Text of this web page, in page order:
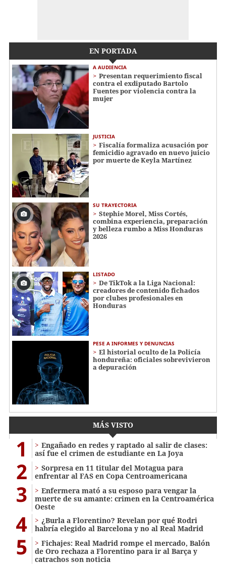
EN PORTADA
A AUDIENCIA
Presentan requerimiento fiscal
contra el exdiputado Bartolo
Fuentes por violencia contra la
mujer
JUSTICIA
Fiscalía formaliza acusación por
femicidio agravado en nuevo juicio
por muerte de Keyla Martínez
SU TRAYECTORIA
Stephie Morel, Miss Cortés,
combina experiencia, preparación
y belleza rumbo a Miss Honduras
2026
LISTADO
De TikTok a la Liga Nacional:
creadores de contenido fichados
por clubes profesionales en
Honduras
PESE A INFORMES Y DENUNCIAS
El historial oculto de la Policía
hondureña: oficiales sobrevivieron
a depuración
MÁS VISTO
1
Engañado en redes y raptado al salir de clases:
así fue el crimen de estudiante en La Joya
2
Sorpresa en 11 titular del Motagua para
enfrentar al FAS en Copa Centroamericana
3
Enfermera mató a su esposo para vengar la
muerte de su amante: crimen en la Centroamérica
Oeste
4
¿Burla a Florentino? Revelan por qué Rodri
habría elegido al Barcelona y no al Real Madrid
5
Fichajes: Real Madrid rompe el mercado, Balón
de Oro rechaza a Florentino para ir al Barça y
catrachos son noticia